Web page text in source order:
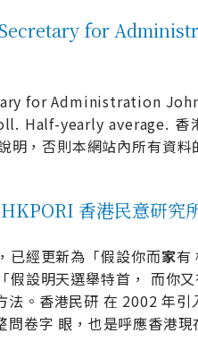
for
for Administration
Half-yearly average. 香
，否則本網站內所有資料
香港民意研究
已經更新為「假設你而家有
設明天選舉特首， 而你
法。香港民研 在 2002 年
卷字 眼，也是呼應香港現